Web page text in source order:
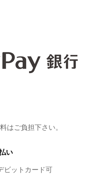
はご負担下さい。
い
ビットカード可